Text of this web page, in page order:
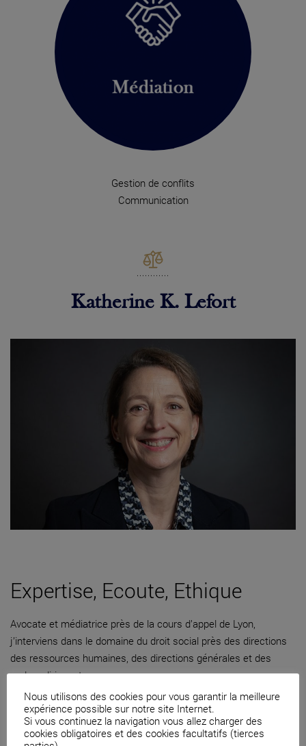
Gestion de conflits
Communication
Katherine K. Lefort
Expertise, Ecoute, Ethique
Avocate et médiatrice près de la cours d’appel de Lyon,
j’interviens dans le domaine du droit social près des directions
des ressources humaines, des directions générales et des
cadres dirigeants.
04 82 53 71 51
Contacter par mail
Nous utilisons des cookies pour vous garantir la meilleure
expérience possible sur notre site Internet.
Si vous continuez la navigation vous allez charger des
cookies obligatoires et des cookies facultatifs (tierces